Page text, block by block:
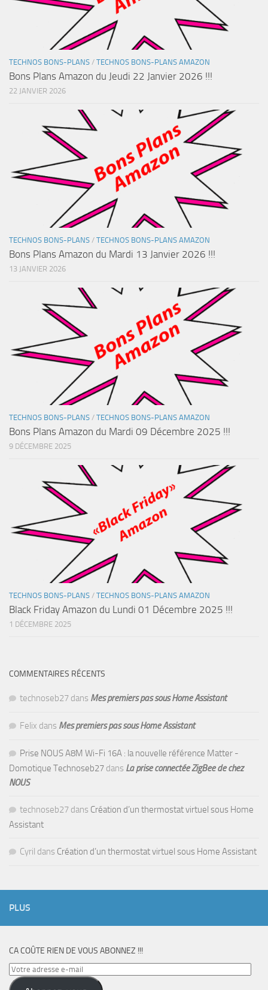
TECHNOS BONS-PLANS / TECHNOS BONS-PLANS AMAZON
Bons Plans Amazon du Jeudi 22 Janvier 2026 !!!
22 JANVIER 2026
TECHNOS BONS-PLANS / TECHNOS BONS-PLANS AMAZON
Bons Plans Amazon du Mardi 13 Janvier 2026 !!!
13 JANVIER 2026
TECHNOS BONS-PLANS / TECHNOS BONS-PLANS AMAZON
Bons Plans Amazon du Mardi 09 Décembre 2025 !!!
9 DÉCEMBRE 2025
TECHNOS BONS-PLANS / TECHNOS BONS-PLANS AMAZON
Black Friday Amazon du Lundi 01 Décembre 2025 !!!
1 DÉCEMBRE 2025
COMMENTAIRES RÉCENTS
technoseb27 dans Mes premiers pas sous Home Assistant
Felix dans Mes premiers pas sous Home Assistant
Prise NOUS A8M Wi-Fi 16A : la nouvelle référence Matter -
Domotique Technoseb27 dans La prise connectée ZigBee de chez
NOUS
technoseb27 dans Création d’un thermostat virtuel sous Home
Assistant
Cyril dans Création d’un thermostat virtuel sous Home Assistant
PLUS
CA COÛTE RIEN DE VOUS ABONNEZ !!!
Votre
adresse